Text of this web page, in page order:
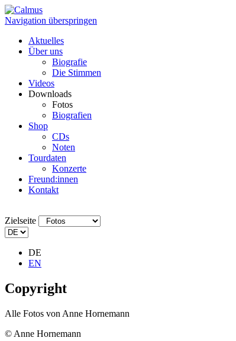
Navigation überspringen
Aktuelles
Über uns
Biografie
Die Stimmen
Videos
Downloads
Fotos
Biografien
Shop
CDs
Noten
Tourdaten
Konzerte
Freund:innen
Kontakt
Zielseite
DE
EN
Copyright
Alle Fotos von Anne Hornemann
© Anne Hornemann